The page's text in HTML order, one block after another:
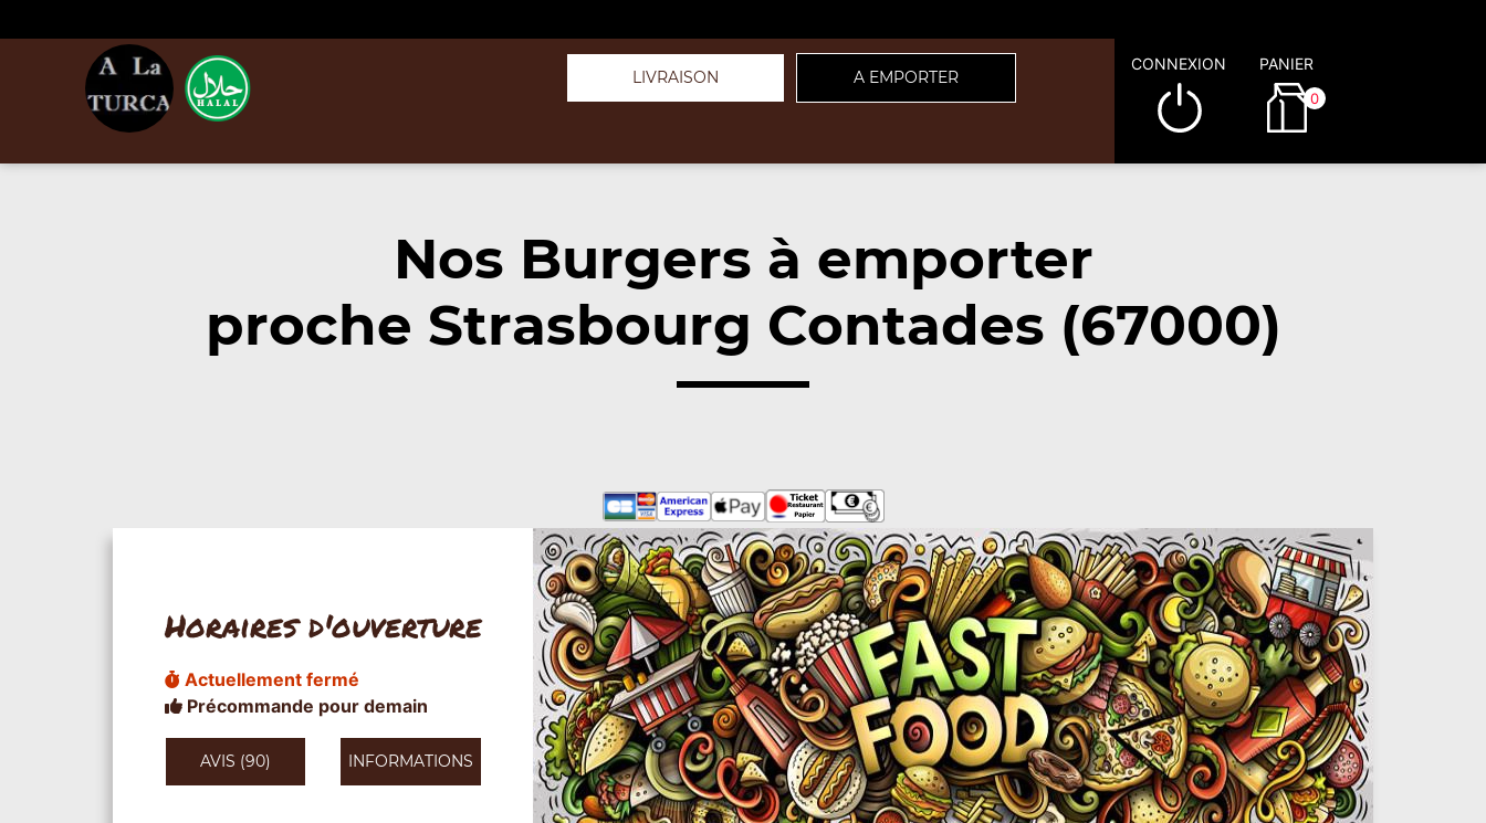
LIVRAISON A EMPORTER
CONNEXION PANIER
0
Nos Burgers à emporter
proche Strasbourg Contades (67000)
Horaires d'ouverture
Actuellement fermé
Précommande pour demain
AVIS (90) INFORMATIONS